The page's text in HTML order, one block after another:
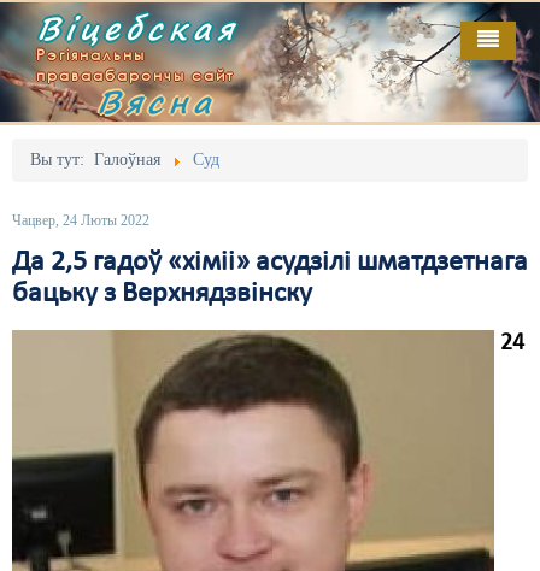
Віцебская
Рэгіянальны
праваабарончы сайт
Вясна
Вы тут: Галоўная Суд
Чацвер, 24 Люты 2022
Да 2,5 гадоў «хіміі» асудзілі шматдзетнага
бацьку з Верхнядзвінску
24
Галоўная
Адміністрацыйны перасьлед
Безбар'ернае асяродзьдзе
Выбары
Грамадзянскія ініцыятывы
Дыскрымінацыя
Карная псыхіятрыя
Выданьні
Кантакт
Пра нас